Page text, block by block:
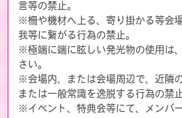
言等の禁止。
※柵や機材へ上る、寄り掛かる等会
我等に繋がる行為の禁止。
※極端に端に眩しい発光物の使用は
さい。
※会場内、または会場周辺で、近隣
または一般常識を逸脱する行為の禁止
※イベント、特典会等にて、メンバ